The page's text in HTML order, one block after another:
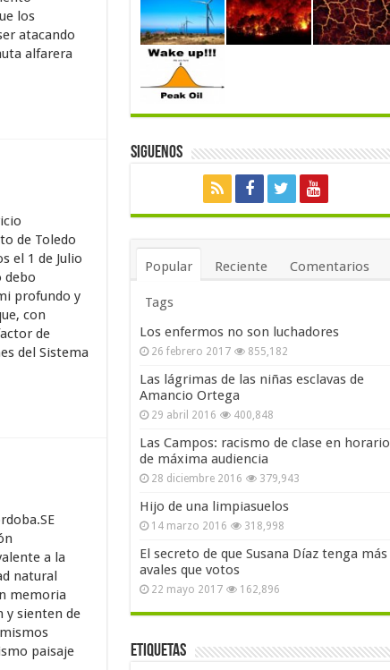
los
atacando
alfarera
de Toledo
el 1 de Julio
debo
profundo y
con
de
del Sistema
a la
natural
memoria
y sienten de
paisaje
Siguenos
Popular Reciente Comentarios
Tags
Los enfermos no son luchadores
26 febrero 2017 855,182
Las lágrimas de las niñas esclavas de
Amancio Ortega
29 abril 2016 400,848
Las Campos: racismo de clase en horario
de máxima audiencia
28 diciembre 2016 379,943
Hijo de una limpiasuelos
14 marzo 2016 318,998
El secreto de que Susana Díaz tenga más
avales que votos
22 mayo 2017 162,896
Etiquetas